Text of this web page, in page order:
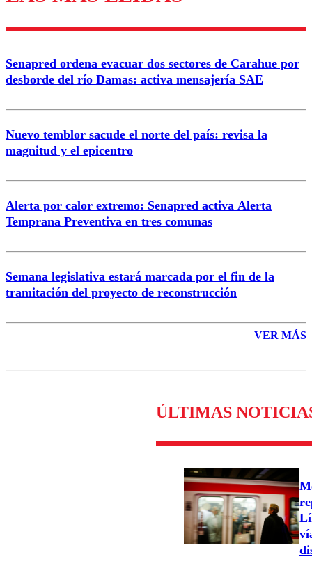
diálogo respetuoso.
Nombre
Correo
Senapred ordena evacuar dos sectores de Carahue por
desborde del río Damas: activa mensajería SAE
Nuevo temblor sacude el norte del país: revisa la
magnitud y el epicentro
Alerta por calor extremo: Senapred activa Alerta
Temprana Preventiva en tres comunas
Semana legislativa estará marcada por el fin de la
tramitación del proyecto de reconstrucción
VER MÁS
ÚLTIMAS